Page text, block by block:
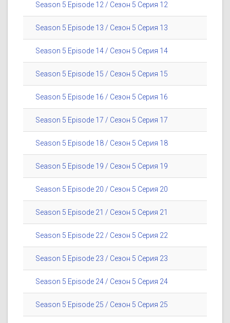
Season 5 Episode 12 / Сезон 5 Серия 12
Season 5 Episode 13 / Сезон 5 Серия 13
Season 5 Episode 14 / Сезон 5 Серия 14
Season 5 Episode 15 / Сезон 5 Серия 15
Season 5 Episode 16 / Сезон 5 Серия 16
Season 5 Episode 17 / Сезон 5 Серия 17
Season 5 Episode 18 / Сезон 5 Серия 18
Season 5 Episode 19 / Сезон 5 Серия 19
Season 5 Episode 20 / Сезон 5 Серия 20
Season 5 Episode 21 / Сезон 5 Серия 21
Season 5 Episode 22 / Сезон 5 Серия 22
Season 5 Episode 23 / Сезон 5 Серия 23
Season 5 Episode 24 / Сезон 5 Серия 24
Season 5 Episode 25 / Сезон 5 Серия 25